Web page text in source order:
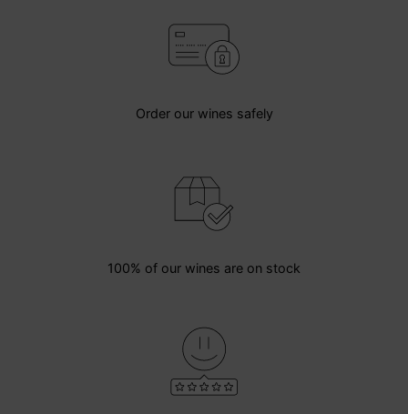
Order our wines safely
100% of our wines are on stock